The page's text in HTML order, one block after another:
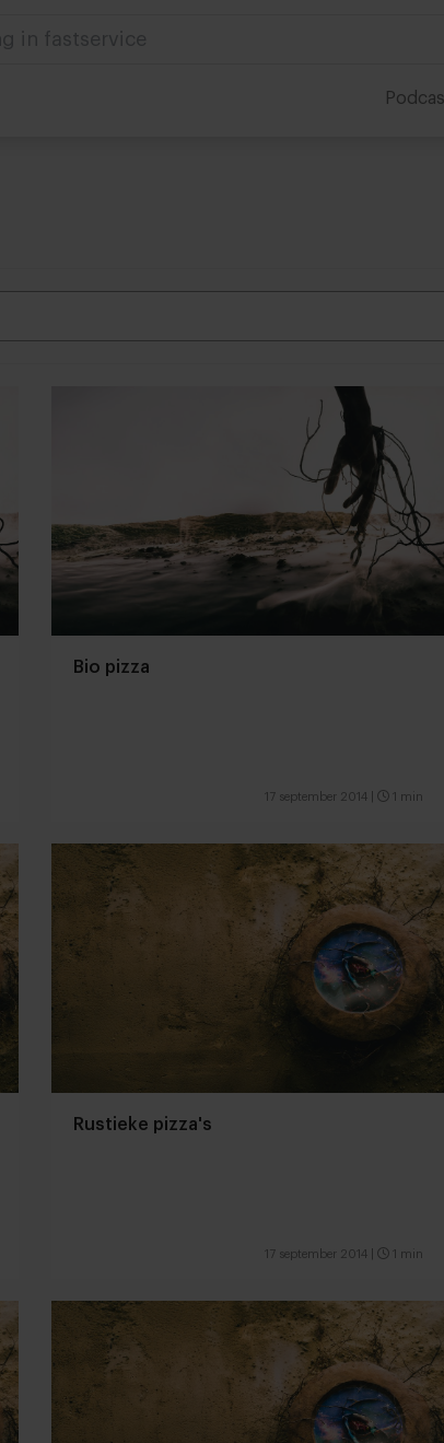
in fastservice
Bio pizza
17 september 2014 1 min
Rustieke pizza's
17 september 2014 1 min